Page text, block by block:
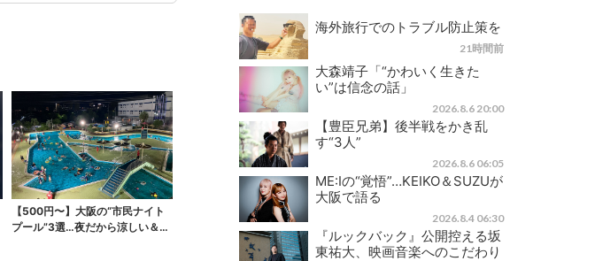
【500円〜】大阪の“市民ナイト
プール”3選…夜だから涼しい＆コ
海外旅行でのトラブル防止策を
21時間前
大森靖子「“かわいく生きた
い”は信念の話」
2026.8.6 20:00
【豊臣兄弟】後半戦をかき乱
す“3人”
2026.8.6 06:05
ME:Iの“覚悟”…KEIKO＆SUZUが
大阪で語る
2026.8.4 06:30
『ルックバック』公開控える坂
東祐大、映画音楽へのこだわり